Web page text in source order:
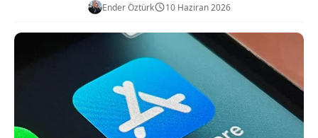
Ender Öztürk 10 Haziran 2026